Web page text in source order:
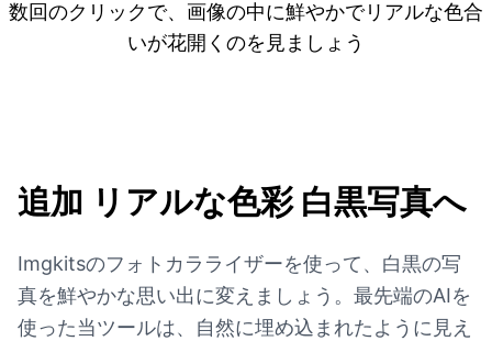
数回のクリックで、画像の中に鮮やかでリアルな色合
いが花開くのを見ましょう
追加 リアルな色彩 白黒写真へ
Imgkitsのフォトカラライザーを使って、白黒の写
真を鮮やかな思い出に変えましょう。最先端のAIを
使った当ツールは、自然に埋め込まれたように見え